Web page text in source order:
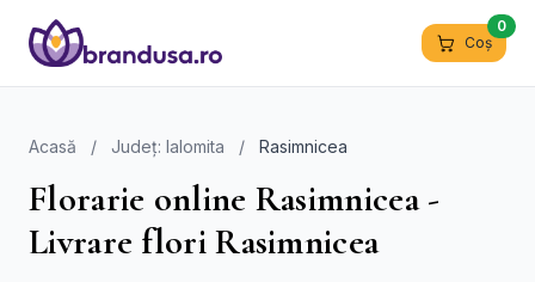
Coș
0
Acasă / Județ: Ialomita / Rasimnicea
Florarie online Rasimnicea -
Livrare flori Rasimnicea